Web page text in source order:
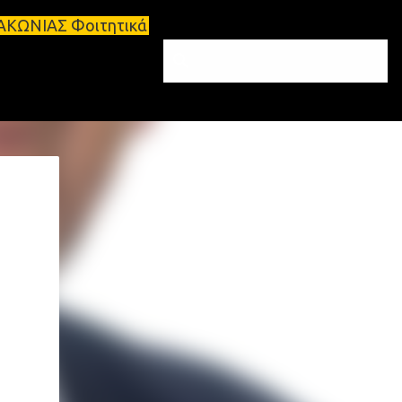
σπίτια προς ενοικίαση στη Σπάρτη